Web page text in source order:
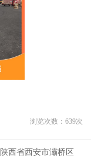
浏览次数： 639次
陕西省西安市灞桥区